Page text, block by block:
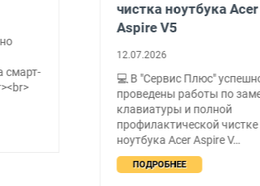
платы и увеличение
оперативной памяти
09.07.2026
💻 В "Сервис Плюс"
проведена работа по
компьютера для
ресурсоёмких задач!
Про…
ПОДРОБНЕЕ